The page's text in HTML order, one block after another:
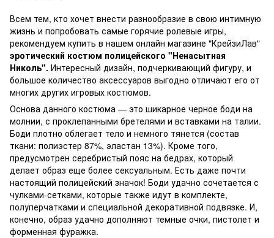
Всем тем, кто хочет внести разнообразие в свою интимную
жизнь и попробовать самые горячие ролевые игры,
рекомендуем купить в нашем онлайн магазине "КрейзиЛав"
эротический костюм полицейского "Ненасытная
Николь". Интересный дизайн, подчеркивающий фигуру, и
большое количество аксессуаров выгодно отличают его от
многих других игровых костюмов.
Основа данного костюма — это шикарное черное боди на
молнии, с проклепанными бретелями и вставками на талии.
Боди плотно облегает тело и немного тянется (состав
ткани: полиэстер 87%, эластан 13%). Кроме того,
предусмотрен серебристый пояс на бедрах, который
делает образ еще более сексуальным. Есть даже почти
настоящий полицейский значок! Боди удачно сочетается с
чулками-сетками, которые также идут в комплекте,
полуперчатками и специальной декоративной подвязке. И,
конечно, образ удачно дополняют темные очки, пистолет и
форменная фуражка.